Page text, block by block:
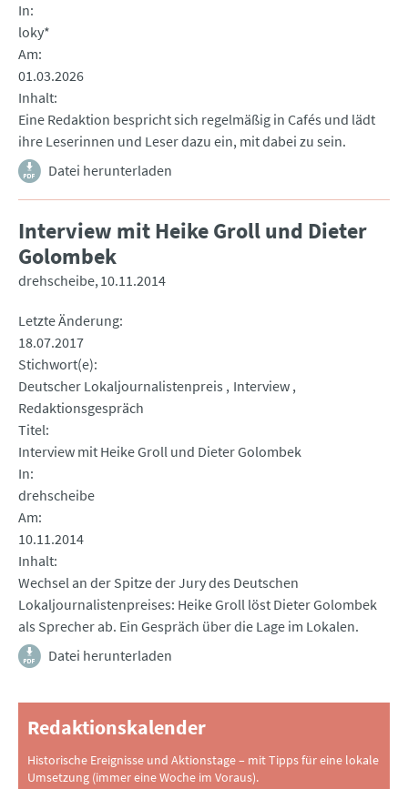
In
loky*
Am
01.03.2026
Inhalt
Eine Redaktion bespricht sich regelmäßig in Cafés und lädt
ihre Leserinnen und Leser dazu ein, mit dabei zu sein.
Datei herunterladen
Interview mit Heike Groll und Dieter
Golombek
drehscheibe 10.11.2014
Letzte Änderung
18.07.2017
Stichwort(e)
Deutscher Lokaljournalistenpreis
Interview
Redaktionsgespräch
Titel
Interview mit Heike Groll und Dieter Golombek
In
drehscheibe
Am
10.11.2014
Inhalt
Wechsel an der Spitze der Jury des Deutschen
Lokaljournalistenpreises: Heike Groll löst Dieter Golombek
als Sprecher ab. Ein Gespräch über die Lage im Lokalen.
Datei herunterladen
Redaktionskalender
Historische Ereignisse und Aktionstage – mit Tipps für eine lokale
Umsetzung (immer eine Woche im Voraus).